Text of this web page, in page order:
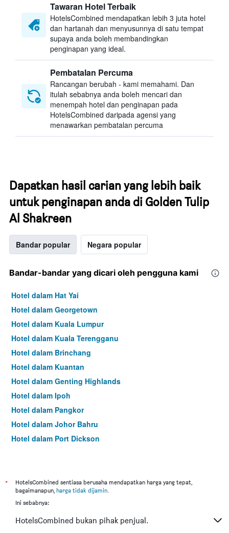
Tawaran Hotel Terbaik
HotelsCombined mendapatkan lebih 3 juta hotel
dan hartanah dan menyusunnya di satu tempat
supaya anda boleh membandingkan
penginapan yang ideal.
Pembatalan Percuma
Rancangan berubah - kami memahami. Dan
itulah sebabnya anda boleh mencari dan
menempah hotel dan penginapan pada
HotelsCombined daripada agensi yang
menawarkan pembatalan percuma
Dapatkan hasil carian yang lebih baik
untuk penginapan anda di Golden Tulip
Al Shakreen
Bandar popular Negara popular
Bandar-bandar yang dicari oleh pengguna kami
Hotel dalam Hat Yai
Hotel dalam Georgetown
Hotel dalam Kuala Lumpur
Hotel dalam Kuala Terengganu
Hotel dalam Brinchang
Hotel dalam Kuantan
Hotel dalam Genting Highlands
Hotel dalam Ipoh
Hotel dalam Pangkor
Hotel dalam Johor Bahru
Hotel dalam Port Dickson
*
HotelsCombined sentiasa berusaha mendapatkan harga yang tepat,
bagaimanapun, harga tidak dijamin.
Ini sebabnya:
HotelsCombined bukan pihak penjual.